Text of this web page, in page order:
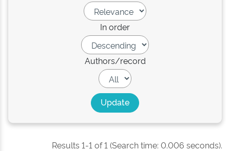
In order
Authors/record
Results 1-1 of 1 (Search time: 0.006 seconds).